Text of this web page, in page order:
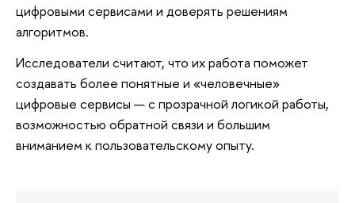
цифровыми сервисами и доверять решениям
алгоритмов.
Исследователи считают, что их работа поможет
создавать более понятные и «человечные»
цифровые сервисы — с прозрачной логикой работы,
возможностью обратной связи и большим
вниманием к пользовательскому опыту.